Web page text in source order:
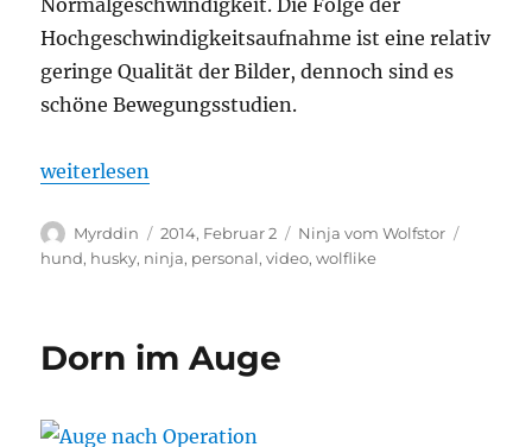
Hochgeschwindigkeitsaufnahme ist eine relativ
geringe Qualität der Bilder, dennoch sind es
schöne Bewegungsstudien.
„Ninja in Slowmotion“
weiterlesen
Autor
Myrddin
Veröffentlicht
am
2014, Februar 2 Kategorien
Ninja vom Wolfstor
hund, husky, ninja, personal,video,wolflike
Dorn im Auge